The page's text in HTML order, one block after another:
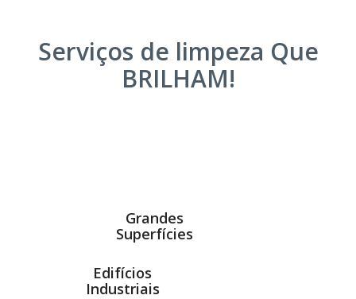
Serviços de limpeza Que
BRILHAM!
Grandes
Superfícies
Edifícios
Industriais